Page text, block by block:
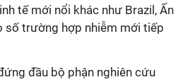
tế mới nổi khác như Brazil, Ấn
số trường hợp nhiễm mới tiếp
đầu bộ phận nghiên cứu